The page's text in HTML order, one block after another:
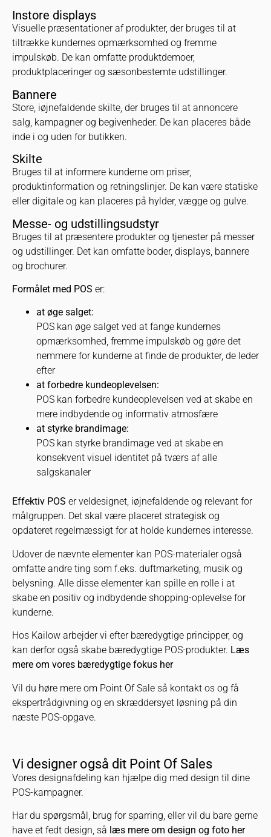
Instore displays
Visuelle præsentationer af produkter, der bruges til at
tiltrække kundernes opmærksomhed og fremme
impulskøb. De kan omfatte produktdemoer,
produktplaceringer og sæsonbestemte udstillinger.
Bannere
Store, iøjnefaldende skilte, der bruges til at annoncere
salg, kampagner og begivenheder. De kan placeres både
inde i og uden for butikken.
Skilte
Bruges til at informere kunderne om priser,
produktinformation og retningslinjer. De kan være statiske
eller digitale og kan placeres på hylder, vægge og gulve.
Messe- og udstillingsudstyr
Bruges til at præsentere produkter og tjenester på messer
og udstillinger. Det kan omfatte boder, displays, bannere
og brochurer.
Formålet med POS er:
at øge salget:
POS kan øge salget ved at fange kundernes
opmærksomhed, fremme impulskøb og gøre det
nemmere for kunderne at finde de produkter, de leder
efter
at forbedre kundeoplevelsen:
POS kan forbedre kundeoplevelsen ved at skabe en
mere indbydende og informativ atmosfære
at styrke brandimage:
POS kan styrke brandimage ved at skabe en
konsekvent visuel identitet på tværs af alle
salgskanaler
Effektiv POS er veldesignet, iøjnefaldende og relevant for
målgruppen. Det skal være placeret strategisk og
opdateret regelmæssigt for at holde kundernes interesse.
Udover de nævnte elementer kan POS-materialer også
omfatte andre ting som f.eks. duftmarketing, musik og
belysning. Alle disse elementer kan spille en rolle i at
skabe en positiv og indbydende shopping-oplevelse for
kunderne.
Hos Kailow arbejder vi efter bæredygtige principper, og
kan derfor også skabe bæredygtige POS-produkter. Læs
mere om vores bæredygtige fokus her
Vil du høre mere om Point Of Sale så kontakt os og få
ekspertrådgivning og en skræddersyet løsning på din
næste POS-opgave.
Vi designer også dit Point Of Sales
Vores designafdeling kan hjælpe dig med design til dine
POS-kampagner.
Har du spørgsmål, brug for sparring, eller vil du bare gerne
have et fedt design, så læs mere om design og foto her